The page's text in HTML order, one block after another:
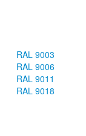
RAL 9003
RAL 9006
RAL 9011
RAL 9018